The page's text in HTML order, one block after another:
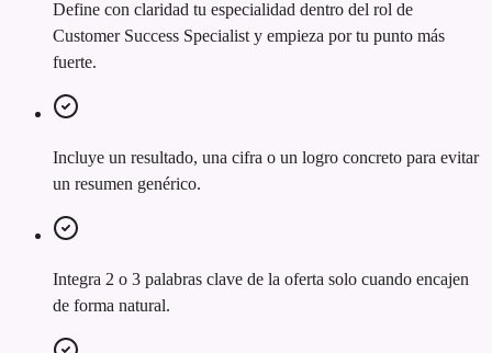
Define con claridad tu especialidad dentro del rol de
Customer Success Specialist y empieza por tu punto más
fuerte.
Incluye un resultado, una cifra o un logro concreto para evitar
un resumen genérico.
Integra 2 o 3 palabras clave de la oferta solo cuando encajen
de forma natural.